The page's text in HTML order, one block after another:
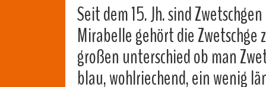
Seit dem 15. Jh. sind
Mirabelle gehört die
großen unterschied ob man
blau, wohlriechend, ein wenig